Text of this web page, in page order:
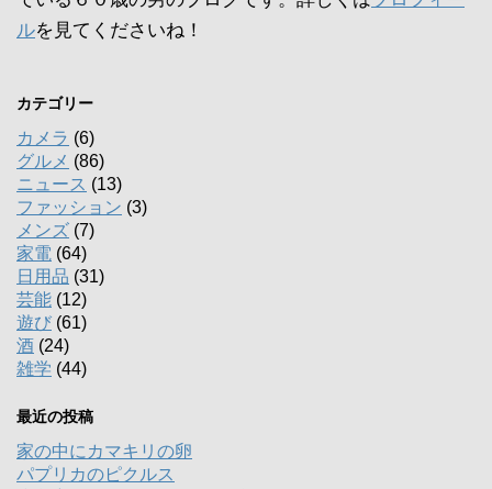
ルを見てくださいね！
カテゴリー
カメラ (6)
グルメ (86)
ニュース (13)
ファッション (3)
メンズ (7)
家電 (64)
日用品 (31)
芸能 (12)
遊び (61)
酒 (24)
雑学 (44)
最近の投稿
家の中にカマキリの卵
パプリカのピクルス